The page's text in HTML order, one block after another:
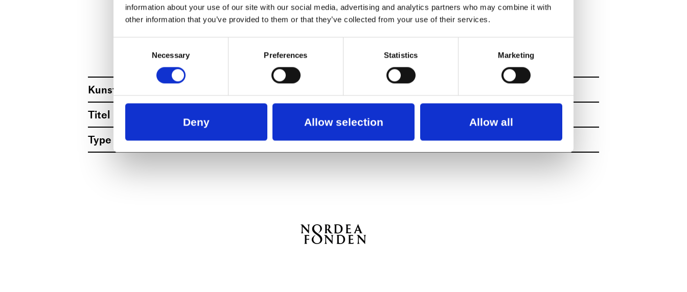
information about your use of our site with our social media, advertising and analytics partners who may combine it with
other information that you’ve provided to them or that they’ve collected from your use of their services.
Necessary Preferences Statistics Marketing
Deny Allow selection Allow all
Bag aktiviteten står desuden Museet for Samtidskunst i Roskilde,
konsulent i Roskilde kommune Bent Hansen samt Aaben Dans.
Mere
Kunstner
Titel
Ta’ fat om dansen – Dans med din nabo
Type
For kommuner